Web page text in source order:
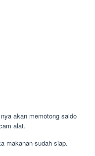
akan memotong saldo
alat.
makanan sudah siap.